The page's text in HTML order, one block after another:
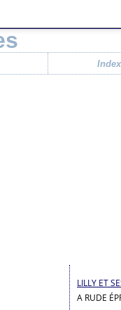
LILLY ET
A RUDE